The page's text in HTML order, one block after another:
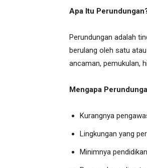
Apa Itu
Perundungan adalah
berulang oleh satu
ancaman, pemukulan,
Mengapa
Kurangnya
Lingkungan yang
Minimnya